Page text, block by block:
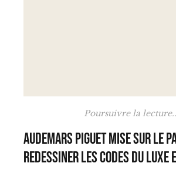
Poursuivre la
Audemars Piguet mise sur le
redessiner les codes du luxe